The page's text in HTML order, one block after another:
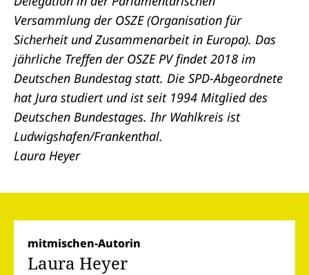
Versammlung der OSZE (Organisation für
Sicherheit und Zusammenarbeit in Europa). Das
jährliche Treffen der OSZE PV findet 2018 im
Deutschen Bundestag statt. Die SPD-Abgeordnete
hat Jura studiert und ist seit 1994 Mitglied des
Deutschen Bundestages. Ihr Wahlkreis ist
Ludwigshafen/Frankenthal.
Laura Heyer
mitmischen-Autorin
Laura Heyer